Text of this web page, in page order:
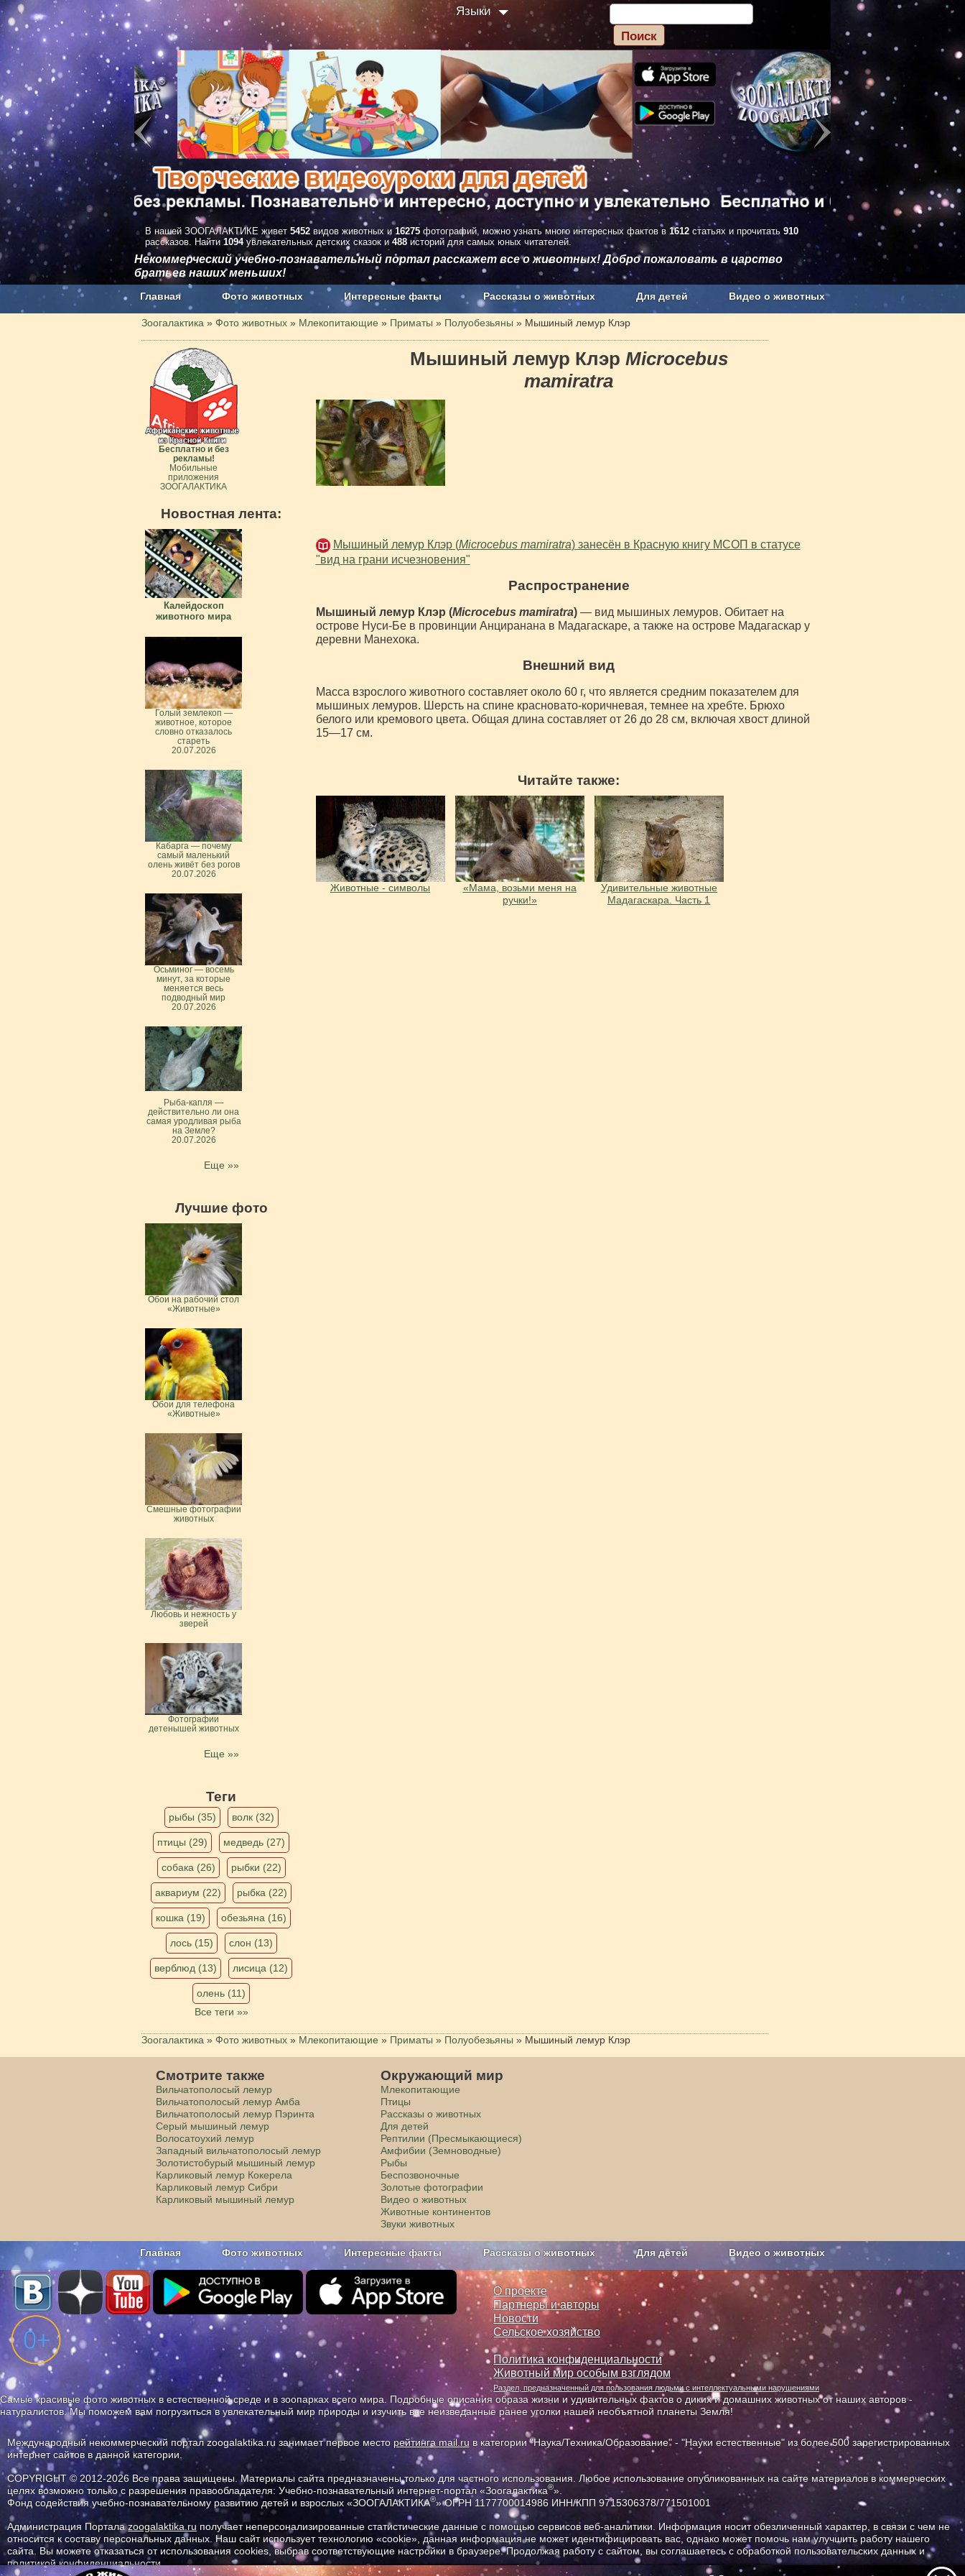
Языки
В нашей ЗООГАЛАКТИКЕ живет 5452 видов животных и 16275 фотографий, можно узнать много интересных фактов в 1612 статьях и прочитать 910
рассказов. Найти 1094увлекательных детских сказок и 488 историй для самых юных читателей.
Некоммерческий учебно-познавательный портал расскажет все о животных! Добро пожаловать в царство
братьев наших меньших!
Главная Фото животных Интересные факты Рассказы о животных Для детей Видео о животных
Наши приложения. Бесплатно и без рекламы О проекте
Зоогалактика » Фото животных » Млекопитающие » Приматы » Полуобезьяны » Мышиный лемур Клэр
Мышиный лемур Клэр Microcebus
mamiratra
Мышиный лемур Клэр (Microcebus mamiratra) занесён в Красную книгу МСОП в статусе
"вид на грани исчезновения"
Распространение
Мышиный лемур Клэр (Microcebus mamiratra)— вид мышиных лемуров. Обитает на
острове Нуси-Бе в провинции Анциранана в Мадагаскаре, а также на острове Мадагаскар у
деревни Манехока.
Внешний вид
Масса взрослого животного составляет около 60 г, что является средним показателем для
мышиных лемуров. Шерсть на спине красновато-коричневая, темнее на хребте. Брюхо
белого или кремового цвета. Общая длина составляет от 26 до 28 см, включая хвост длиной
15—17 см.
Читайте также:
Животные - символы
«Мама, возьми меня на
ручки!»
Удивительные животные
Мадагаскара. Часть 1
Бесплатно и без
рекламы!
Мобильные
приложения
ЗООГАЛАКТИКА
Новостная лента:
Калейдоскоп
животного мира
Голый землекоп —
животное, которое
словно отказалось
стареть
20.07.2026
Кабарга — почему
самый маленький
олень живёт без рогов
20.07.2026
Осьминог — восемь
минут, за которые
меняется весь
подводный мир
20.07.2026
Рыба-капля —
действительно ли она
самая уродливая рыба
на Земле?
20.07.2026
Еще »»
Лучшие фото
Обои на рабочий стол
«Животные»
Обои для телефона
«Животные»
Смешные фотографии
животных
Любовь и нежность у
зверей
Фотографии
детенышей животных
Еще »»
Теги
рыбы (35) волк (32)
птицы (29) медведь (27)
собака (26) рыбки (22)
аквариум (22) рыбка (22)
кошка (19) обезьяна (16)
лось (15) слон (13)
верблюд (13) лисица (12)
олень (11)
Все теги »»
Зоогалактика » Фото животных » Млекопитающие » Приматы » Полуобезьяны » Мышиный лемур Клэр
Смотрите также
Вильчатополосый лемур
Вильчатополосый лемур Амба
Вильчатополосый лемур Пэринта
Серый мышиный лемур
Волосатоухий лемур
Западный вильчатополосый лемур
Золотистобурый мышиный лемур
Карликовый лемур Кокерела
Карликовый лемур Сибри
Карликовый мышиный лемур
Окружающий мир
Млекопитающие
Птицы
Рассказы о животных
Для детей
Рептилии (Пресмыкающиеся)
Амфибии (Земноводные)
Рыбы
Беспозвоночные
Золотые фотографии
Видео о животных
Животные континентов
Звуки животных
Главная Фото животных Интересные факты Рассказы о животных Для детей Видео о животных
Наши приложения. Бесплатно и без рекламы О проекте Сельское хозяйство
О проекте
Партнеры и авторы
Новости
Сельское хозяйство
Политика конфиденциальности
Животный мир особым взглядом
Раздел, предназначенный для пользования людьми с интеллектуальными нарушениями
Самые красивые фото животных в естественной среде и в зоопарках всего мира. Подробные описания образа жизни и удивительных фактов о диких и домашних животных от наших авторов -
натуралистов. Мы поможем вам погрузиться в увлекательный мир природы и изучить все неизведанные ранее уголки нашей необъятной планеты Земля!
Международный некоммерческий портал zoogalaktika.ru занимает первое место рейтинга mail.ru в категории "Наука/Техника/Образование" - "Науки естественные" из более 500 зарегистрированных
интернет сайтов в данной категории.
COPYRIGHT © 2012-2026 Все права защищены. Материалы сайта предназначены только для частного использования. Любое использование опубликованных на сайте материалов в коммерческих
целях возможно только с разрешения правообладателя: Учебно-познавательный интернет-портал «Зоогалактика®».
Фонд содействия учебно-познавательному развитию детей и взрослых «ЗООГАЛАКТИКА®» ОГРН 1177700014986 ИНН/КПП 9715306378/771501001
Администрация Порталаzoogalaktika.ru получает неперсонализированные статистические данные с помощью сервисов веб-аналитики. Информация носит обезличенный характер, в связи с чем не
относится к составу персональных данных. Наш сайт использует технологию «cookie», данная информация не может идентифицировать вас, однако может помочь нам улучшить работу нашего
сайта. Вы можете отказаться от использования cookies, выбрав соответствующие настройки в браузере. Продолжая работу с сайтом, вы соглашаетесь с обработкой пользовательских данных и
политикой конфиденциальности.